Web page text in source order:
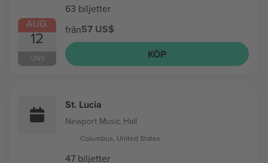
AUG.
12
ONS
63 biljetter
från57 US$
KÖP
St. Lucia
Newport Music Hall
Columbus, United States
47 biljetter